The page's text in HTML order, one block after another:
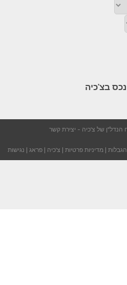
בצ'כיה​
יצירת קשר
| מדיניות פרטיות | צ'כיה | פראג | נגישות